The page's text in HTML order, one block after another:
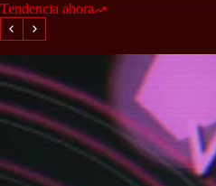
Tendencia ahora